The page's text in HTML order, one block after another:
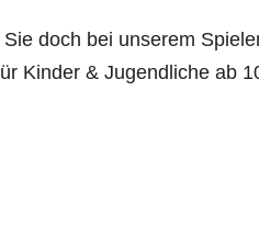
doch bei unserem
Kinder & Jugendliche ab